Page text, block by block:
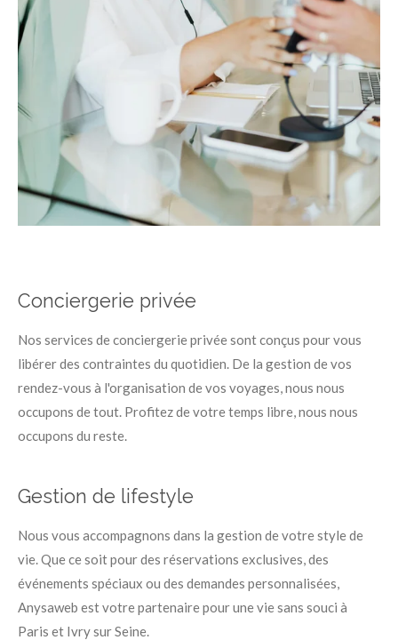
Conciergerie privée
Nos services de conciergerie privée sont conçus pour vous
libérer des contraintes du quotidien. De la gestion de vos
rendez-vous à l'organisation de vos voyages, nous nous
occupons de tout. Profitez de votre temps libre, nous nous
occupons du reste.
Gestion de lifestyle
Nous vous accompagnons dans la gestion de votre style de
vie. Que ce soit pour des réservations exclusives, des
événements spéciaux ou des demandes personnalisées,
Anysaweb est votre partenaire pour une vie sans souci à
Paris et Ivry sur Seine.